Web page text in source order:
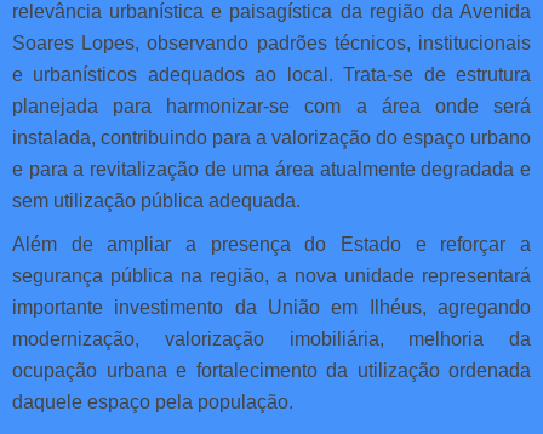
relevância urbanística e paisagística da região da Avenida
Soares Lopes, observando padrões técnicos, institucionais
e urbanísticos adequados ao local. Trata-se de estrutura
planejada para harmonizar-se com a área onde será
instalada, contribuindo para a valorização do espaço urbano
e para a revitalização de uma área atualmente degradada e
sem utilização pública adequada.
Além de ampliar a presença do Estado e reforçar a
segurança pública na região, a nova unidade representará
importante investimento da União em Ilhéus, agregando
modernização, valorização imobiliária, melhoria da
ocupação urbana e fortalecimento da utilização ordenada
daquele espaço pela população.